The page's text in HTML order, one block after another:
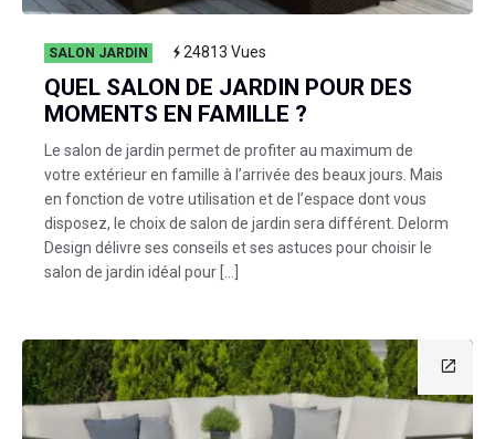
SALON JARDIN 24813 Vues
QUEL SALON DE JARDIN POUR DES
MOMENTS EN FAMILLE ?
Le salon de jardin permet de profiter au maximum de
votre extérieur en famille à l’arrivée des beaux jours. Mais
en fonction de votre utilisation et de l’espace dont vous
disposez, le choix de salon de jardin sera différent. Delorm
Design délivre ses conseils et ses astuces pour choisir le
salon de jardin idéal pour […]